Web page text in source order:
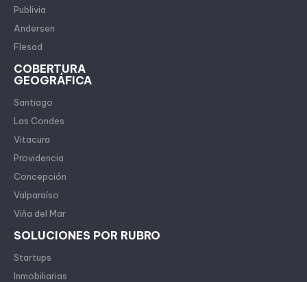
Publivia
Andersen
Flesad
COBERTURA
GEOGRÁFICA
Santiago
Las Condes
Vitacura
Providencia
Concepción
Valparaíso
Viña del Mar
SOLUCIONES POR RUBRO
Startups
Inmobiliarias